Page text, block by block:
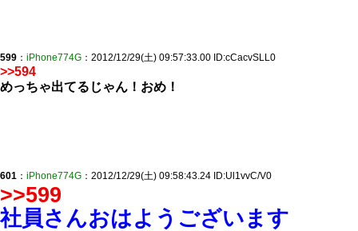
599 ： iPhone774G ：2012/12/29(土) 09:57:33.00 ID:cCacvSLL0
>>594
めっちゃ出てるじゃん！おめ！
601 ： iPhone774G ：2012/12/29(土) 09:58:43.24 ID:Ul1vvC/V0
>>599
社員さんおはようございます